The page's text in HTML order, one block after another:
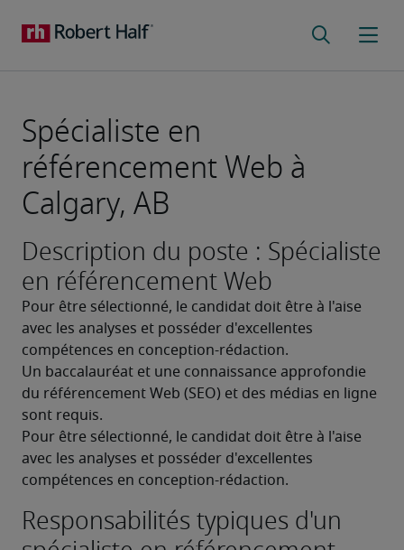
Spécialiste en
référencement Web à
Calgary, AB
Description du poste : Spécialiste
en référencement Web
Pour être sélectionné, le candidat doit être à l'aise
avec les analyses et posséder d'excellentes
compétences en conception-rédaction.
Un baccalauréat et une connaissance approfondie
du référencement Web (SEO) et des médias en ligne
sont requis.
Pour être sélectionné, le candidat doit être à l'aise
avec les analyses et posséder d'excellentes
compétences en conception-rédaction.
Responsabilités typiques d'un